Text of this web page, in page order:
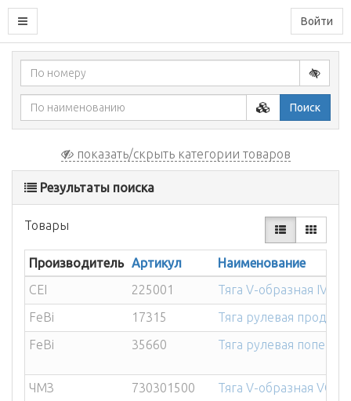
Войти
Поиск
показать/скрыть категории товаров
Результаты поиска
Товары
Производитель Артикул
Наименование
CEI
225001
Тяга V-образная
FeBi
17315
Тяга рулевая прод
FeBi
35660 Тяга рулевая попер
ЧМЗ 730301500 Тяга V-образная